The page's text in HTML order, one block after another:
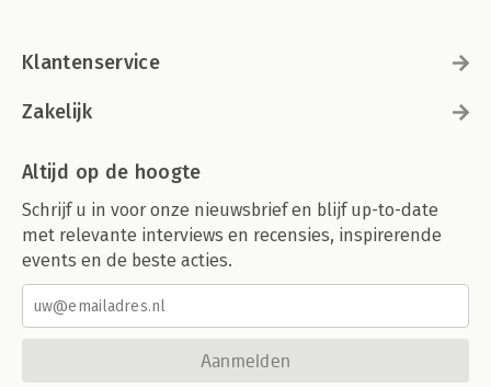
Klantenservice
Zakelijk
Altijd op de hoogte
Schrijf u in voor onze nieuwsbrief en blijf up-to-date
met relevante interviews en recensies, inspirerende
events en de beste acties.
Aanmelden